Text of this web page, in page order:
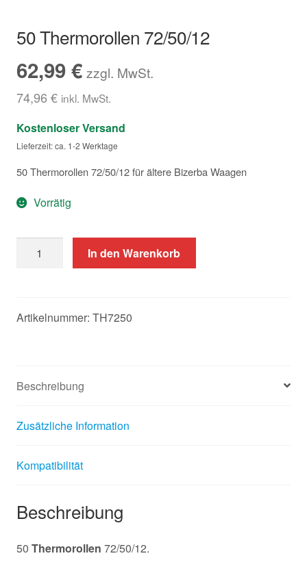
Öko Rollen
Rollen für Waagen
Sonderrollen
50 Thermorollen 72/50/12
62,99€ zzgl. MwSt.
74,96€ inkl. MwSt.
Kostenloser Versand
Lieferzeit: ca. 1-2 Werktage
50 Thermorollen 72/50/12 für ältere Bizerba Waagen
Vorrätig
Thermorollen
In den Warenkorb
Artikelnummer: TH7250
Beschreibung
Zusätzliche Information
Kompatibilität
Beschreibung
50 Thermorollen 72/50/12.